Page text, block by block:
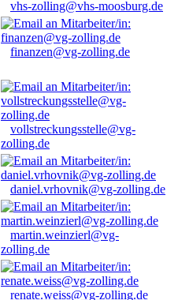
vhs-zolling@vhs-moosburg.de
finanzen@vg-zolling.de
vollstreckungsstelle@vg-
zolling.de
daniel.vrhovnik@vg-zolling.de
martin.weinzierl@vg-
zolling.de
renate.weiss@vg-zolling.de